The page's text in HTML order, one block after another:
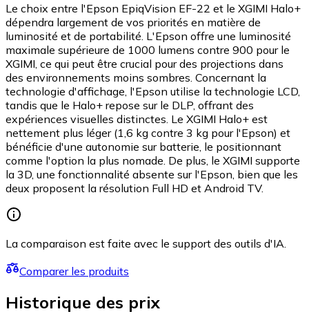
Le choix entre l'Epson EpiqVision EF-22 et le XGIMI Halo+
dépendra largement de vos priorités en matière de
luminosité et de portabilité. L'Epson offre une luminosité
maximale supérieure de 1000 lumens contre 900 pour le
XGIMI, ce qui peut être crucial pour des projections dans
des environnements moins sombres. Concernant la
technologie d'affichage, l'Epson utilise la technologie LCD,
tandis que le Halo+ repose sur le DLP, offrant des
expériences visuelles distinctes. Le XGIMI Halo+ est
nettement plus léger (1,6 kg contre 3 kg pour l'Epson) et
bénéficie d'une autonomie sur batterie, le positionnant
comme l'option la plus nomade. De plus, le XGIMI supporte
la 3D, une fonctionnalité absente sur l'Epson, bien que les
deux proposent la résolution Full HD et Android TV.
La comparaison est faite avec le support des outils d'IA.
Comparer les produits
Historique des prix